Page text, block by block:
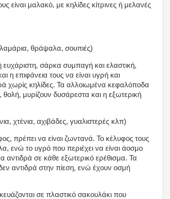
είναι μαλακό, με κηλίδες κίτρινες ή μελανές
θράψαλα, σουπιές)
σάρκα συμπαγή και ελαστική,
η επιφάνεια τους να είναι υγρή και
χωρίς κηλίδες. Τα αλλοιωμένα κεφαλόποδα
μυρίζουν δυσάρεστα και η εξωτερική
χτένια, αχιβάδες, γυαλιστερές κλπ)
πρέπει να είναι ζωντανά. Το κέλυφος τους
ενώ το υγρό που περιέχει να είναι άοσμο
αντιδρά σε κάθε εξωτερικό ερέθισμα. Τα
αντιδρά στην πίεση, ενώ έχουν οσμή
σε πλαστικό σακουλάκι που